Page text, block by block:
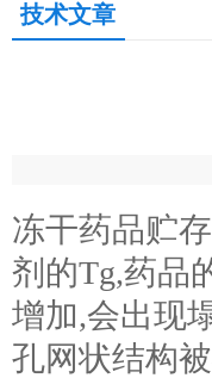
技术文章
冻干药品贮
剂的Tg,药品
增加,会出现
孔网状结构